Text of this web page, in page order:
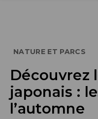
NATURE ET PARCS
Découvrez
japonais :
l’automne